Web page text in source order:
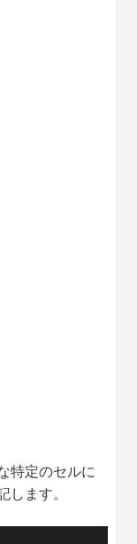
特定のセルに
します。